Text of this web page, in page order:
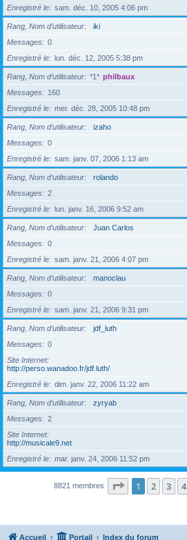
Enregistré le
sam. déc. 10, 2005 4:06 pm
Rang, Nom d’utilisateur
iki
Messages
0
Enregistré le
lun. déc. 12, 2005 5:38 pm
Rang, Nom d’utilisateur *1* philbaux
Messages
160
Enregistré le
mer. déc. 28, 2005 10:48 pm
Rang, Nom d’utilisateur
izaho
Messages
0
Enregistré le
sam. janv. 07, 2006 1:13 am
Rang, Nom d’utilisateur
rolando
Messages
2
Enregistré le
lun. janv. 16, 2006 9:52 am
Rang, Nom d’utilisateur
Juan Carlos
Messages
0
Enregistré le
sam. janv. 21, 2006 4:07 pm
Rang, Nom d’utilisateur
manoclau
Messages
0
Enregistré le
sam. janv. 21, 2006 9:31 pm
Rang, Nom d’utilisateur
jdf_luth
Messages
0
Site Internet
http://perso.wanadoo.fr/jdf.luth/
Enregistré le
dim. janv. 22, 2006 11:22 am
Rang, Nom d’utilisateur
zyryab
Messages
2
Site Internet
http://musicale9.net
Enregistré le
mar. janv. 24, 2006 11:52 pm
8821 membres Page 1sur177
1 2 3 4
Accueil Portail Index du forum